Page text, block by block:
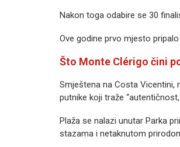
Nakon toga odabire se 30
Ove godine prvo mjesto
Što Monte Clérigo čini
Smještena na Costa Vicentini,
putnike koji traže
Plaža se nalazi unutar Parka
stazama i netaknutom